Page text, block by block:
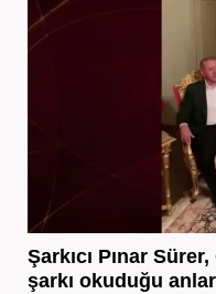
Şarkıcı Pınar
şarkı okuduğu